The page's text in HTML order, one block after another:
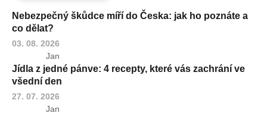
Nebezpečný škůdce míří do Česka: jak ho poznáte a
co dělat?
03. 08. 2026
Jan
Jídla z jedné pánve: 4 recepty, které vás zachrání ve
všední den
27. 07. 2026
Jan